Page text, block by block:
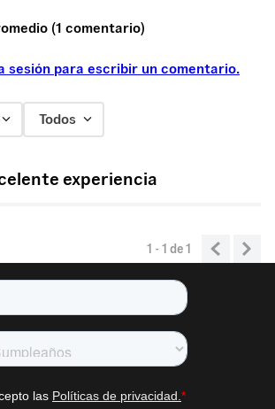
(1 comentario)
sesión para escribir un comentario.
Todos
experiencia
acabados, estética
1 - 1de1